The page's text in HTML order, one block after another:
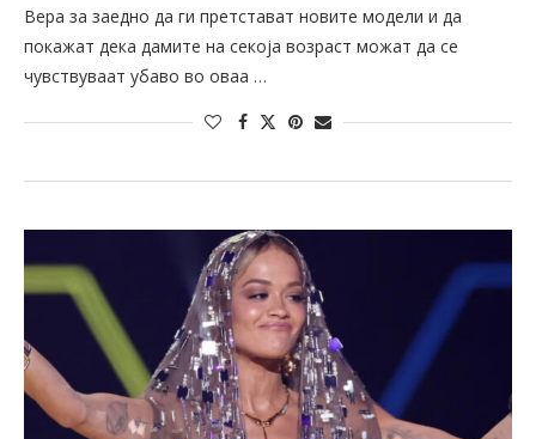
Вера за заедно да ги претстават новите модели и да
покажат дека дамите на секоја возраст можат да се
чувствуваат убаво во оваа …